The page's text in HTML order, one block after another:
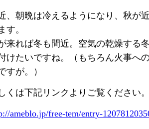
、朝晩は冷えるようになり、秋が
す。
来れば冬も間近。空気の乾燥する
けたいですね。（もちろん火事へ
すが。）
くは下記リンクよりご覧ください
ameblo.jp/free-tem/entry-